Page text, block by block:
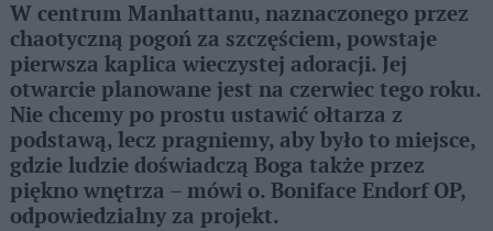
W centrum Manhattanu, naznaczonego przez
chaotyczną pogoń za szczęściem, powstaje
pierwsza kaplica wieczystej adoracji. Jej
otwarcie planowane jest na czerwiec tego roku.
Nie chcemy po prostu ustawić ołtarza z
podstawą, lecz pragniemy, aby było to miejsce,
gdzie ludzie doświadczą Boga także przez
piękno wnętrza – mówi o. Boniface Endorf OP,
odpowiedzialny za projekt.